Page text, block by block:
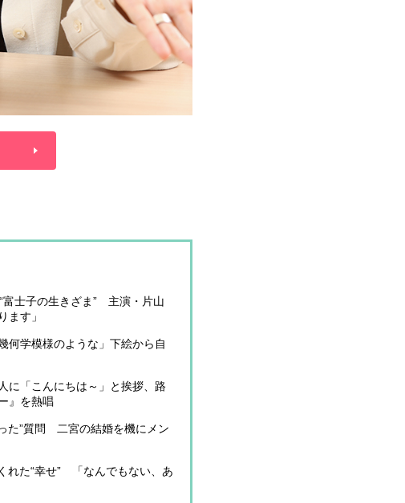
富士子の生きざま” 主演・片山
ます」
何学模様のような」下絵から自
に「こんにちは～」と挨拶、路
』を熱唱
た”質問 二宮の結婚を機にメン
れた“幸せ” 「なんでもない、あ